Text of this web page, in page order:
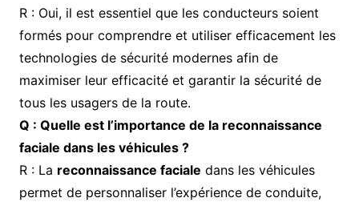
R : Oui, il est essentiel que les conducteurs soient
formés pour comprendre et utiliser efficacement les
technologies de sécurité modernes afin de
maximiser leur efficacité et garantir la sécurité de
tous les usagers de la route.
Q : Quelle est l’importance de la reconnaissance
faciale dans les véhicules ?
R : La reconnaissance faciale dans les véhicules
permet de personnaliser l’expérience de conduite,